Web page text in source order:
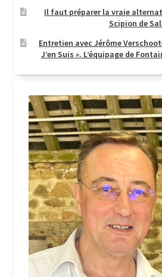
Il faut préparer la vraie
Scipion de
Entretien avec Jérôme
J’en Suis ». L’équipage de